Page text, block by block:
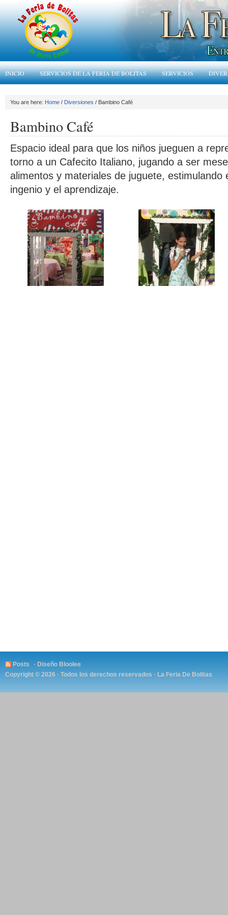
INICIO SERVICIOS DE LA FERIA DE BOLITAS SERVICIOS
You are here: Home / Diversiones / Bambino Café
Bambino Café
Espacio ideal para que los niños jueguen a
torno a un Cafecito Italiano, jugando a ser
alimentos y materiales de juguete, estimulando
ingenio y el aprendizaje.
Posts · Diseño Bloolee
Copyright © 2026 · Todos los derechos reservados · La Feria De Bolitas